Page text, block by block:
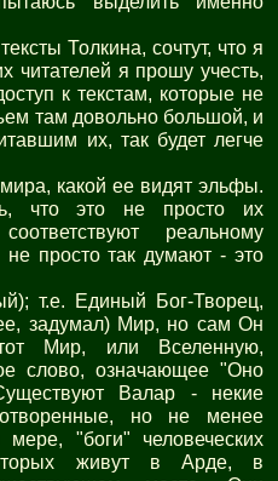
Толкина, сочтут, что я
читателей я прошу учесть,
к текстам, которые не
там довольно большой, и
их, так будет легче
какой ее видят эльфы.
что это не просто их
реальному
просто так думают - это
т.е. Единый Бог-Творец,
задумал) Мир, но сам Он
Мир, или Вселенную,
слово, означающее "Оно
Валар - некие
но не менее
"боги" человеческих
живут в Арде, в